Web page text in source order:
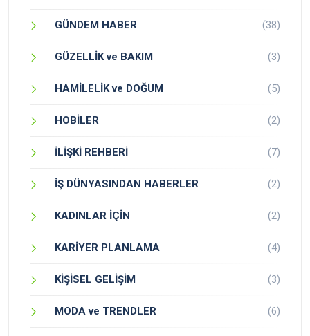
GÜNDEM HABER (38)
GÜZELLİK ve BAKIM (3)
HAMİLELİK ve DOĞUM (5)
HOBİLER (2)
İLİŞKİ REHBERİ (7)
İŞ DÜNYASINDAN HABERLER (2)
KADINLAR İÇİN (2)
KARİYER PLANLAMA (4)
KİŞİSEL GELİŞİM (3)
MODA ve TRENDLER (6)